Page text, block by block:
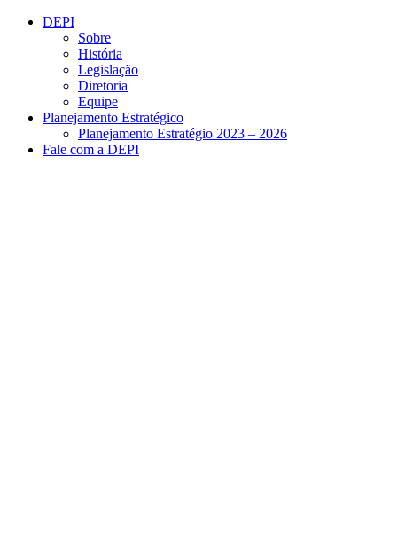
Conteúdo principal
DEPI
Sobre
História
Legislação
Diretoria
Equipe
Planejamento Estratégico
Planejamento Estratégio 2023 – 2026
Fale com a DEPI